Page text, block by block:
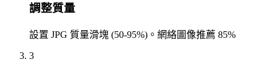
調整質量
設置 JPG 質量滑塊 (50-95%)。網絡圖像推薦 85%
3